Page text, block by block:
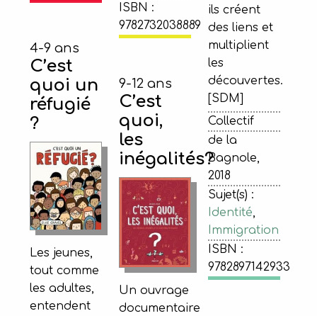
ISBN :
9782732038889
ils créent
des liens et
multiplient
les
découvertes.
[SDM]
Collectif
de la
Bagnole,
2018
Sujet(s) :
Identité,
Immigration
ISBN :
9782897142933
4-9 ans
C’est
quoi un
réfugié
?
Les jeunes,
tout comme
les adultes,
entendent
9-12 ans
C’est
quoi,
les
inégalités?
Un ouvrage
documentaire